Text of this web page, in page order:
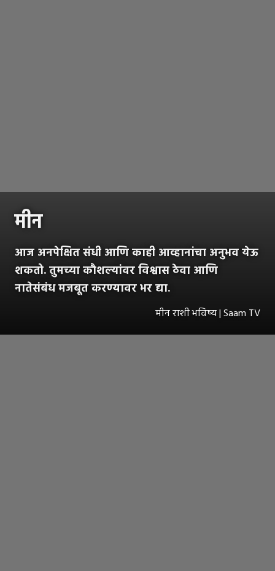
मीन
आज अनपेक्षित संधी आणि काही आव्हानांचा अनुभव येऊ
शकतो. तुमच्या कौशल्यांवर विश्वास ठेवा आणि
नातेसंबंध मजबूत करण्यावर भर द्या.
मीन राशी भविष्य | Saam TV